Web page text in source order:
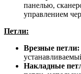
панелью,
управлением
Петли:
Врезные петли:
Накладные